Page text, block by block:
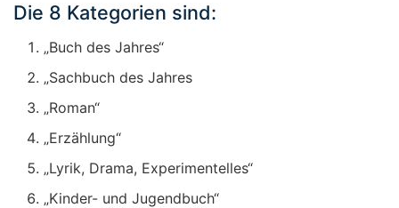
Die 8 Kategorien sind:
„Buch des Jahres“
„Sachbuch des Jahres
„Roman“
„Erzählung“
„Lyrik, Drama, Experimentelles“
„Kinder- und Jugendbuch“